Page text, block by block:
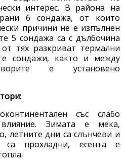
интерес. В района на
6 сондажа, от които
причини не е изпълнен
5 сондажа са с дълбочина
тях разкриват термални
сондажи, както и между
е установено
със слабо
влияние. Зимата е мека,
летните дни са слънчеви и
прохладни, есента е